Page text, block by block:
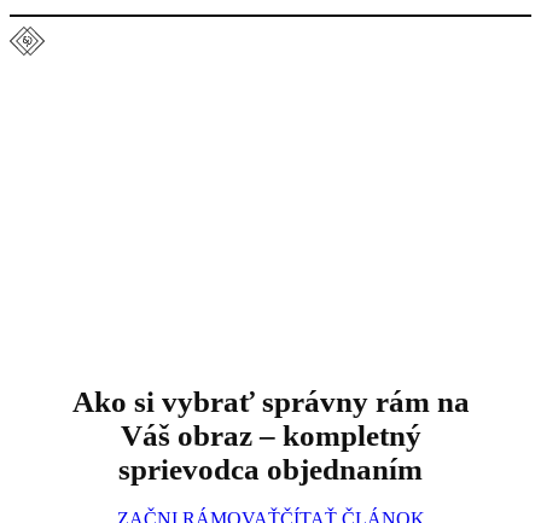
Ako si vybrať správny rám na
Váš obraz – kompletný
sprievodca objednaním